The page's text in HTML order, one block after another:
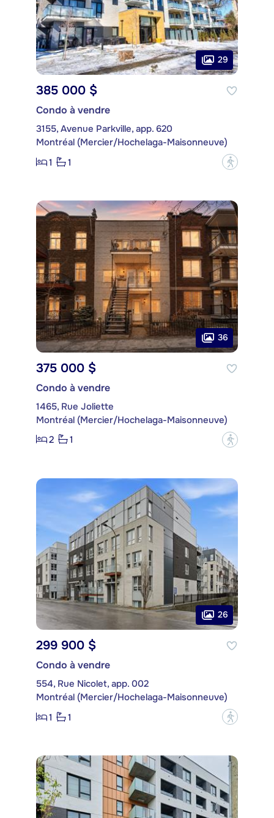
29
385 000 $
Condo à vendre
3155, Avenue Parkville, app. 620
Montréal (Mercier/Hochelaga-Maisonneuve)
1
1 ?
36
375 000 $
Condo à vendre
1465, Rue Joliette
Montréal (Mercier/Hochelaga-Maisonneuve)
2
1 ?
26
299 900 $
Condo à vendre
554, Rue Nicolet, app. 002
Montréal (Mercier/Hochelaga-Maisonneuve)
1
1 ?